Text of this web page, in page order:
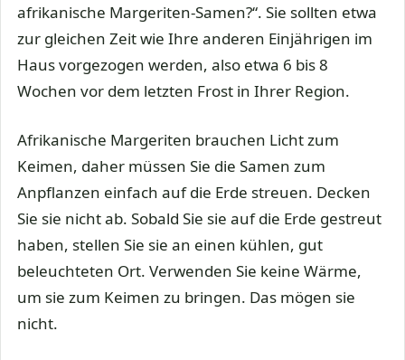
afrikanische Margeriten-Samen?“. Sie sollten etwa
zur gleichen Zeit wie Ihre anderen Einjährigen im
Haus vorgezogen werden, also etwa 6 bis 8
Wochen vor dem letzten Frost in Ihrer Region.
Afrikanische Margeriten brauchen Licht zum
Keimen, daher müssen Sie die Samen zum
Anpflanzen einfach auf die Erde streuen. Decken
Sie sie nicht ab. Sobald Sie sie auf die Erde gestreut
haben, stellen Sie sie an einen kühlen, gut
beleuchteten Ort. Verwenden Sie keine Wärme,
um sie zum Keimen zu bringen. Das mögen sie
nicht.